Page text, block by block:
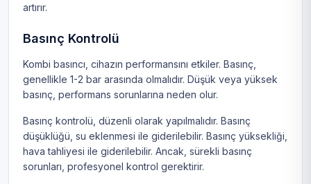
artırır.
Basınç Kontrolü
Kombi basıncı, cihazın performansını etkiler. Basınç,
genellikle 1-2 bar arasında olmalıdır. Düşük veya yüksek
basınç, performans sorunlarına neden olur.
Basınç kontrolü, düzenli olarak yapılmalıdır. Basınç
düşüklüğü, su eklenmesi ile giderilebilir. Basınç yüksekliği,
hava tahliyesi ile giderilebilir. Ancak, sürekli basınç
sorunları, profesyonel kontrol gerektirir.